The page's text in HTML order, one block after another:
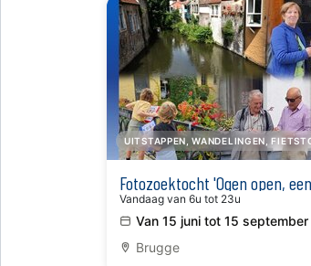
UITSTAPPEN, WANDELINGEN,
Fotozoektocht 'Ogen open,
Vandaag van 6u tot 23u
Van 15 juni tot 15 september
Brugge